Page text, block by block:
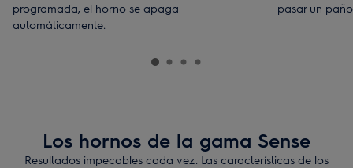
programada, el horno se apaga
automáticamente.
pasar un
Los hornos de la gama Sense
Resultados impecables cada vez. Las características de los